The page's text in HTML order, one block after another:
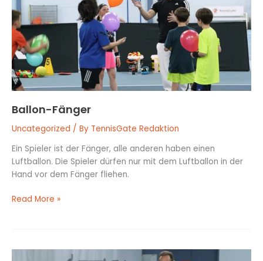
Ballon-Fänger
Uncategorized / By TennisGate Redaktion
Ein Spieler ist der Fänger, alle anderen haben einen
Luftballon. Die Spieler dürfen nur mit dem Luftballon in der
Hand vor dem Fänger fliehen.
Read More »